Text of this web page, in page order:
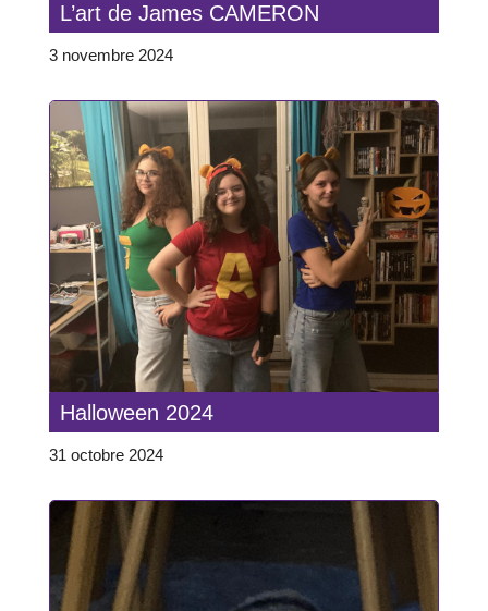
L’art de James CAMERON
3 novembre 2024
Halloween 2024
31 octobre 2024